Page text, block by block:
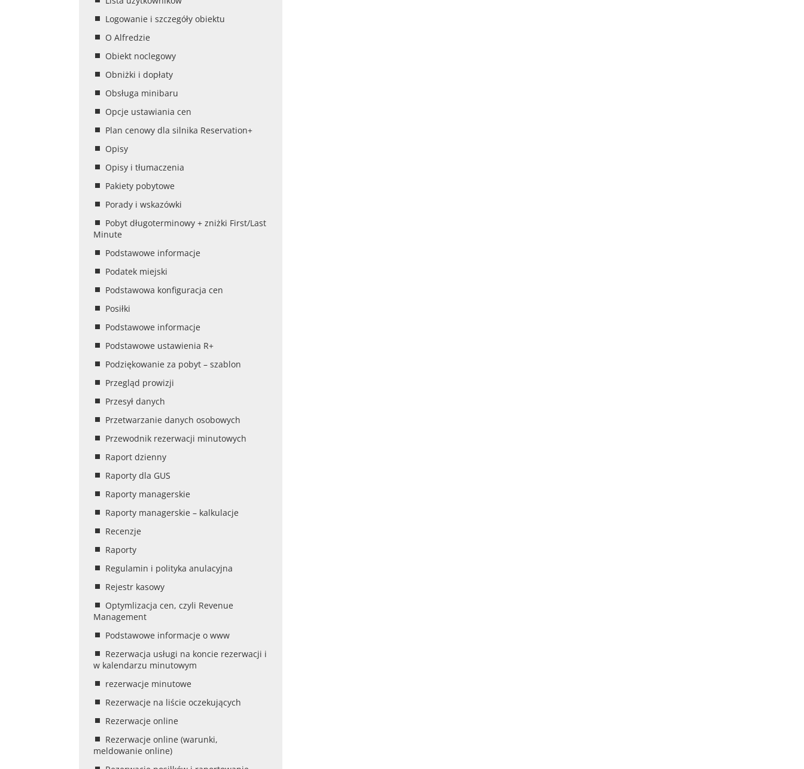
Logowanie i szczegóły obiektu
O Alfredzie
Obiekt noclegowy
Obniżki i dopłaty
Obsługa minibaru
Opcje ustawiania cen
Plan cenowy dla silnika Reservation+
Opisy
Opisy i tłumaczenia
Pakiety pobytowe
Porady i wskazówki
Pobyt długoterminowy + zniżki First/Last
Minute
Podstawowe informacje
Podatek miejski
Podstawowa konfiguracja cen
Posiłki
Podstawowe informacje
Podstawowe ustawienia R+
Podziękowanie za pobyt – szablon
Przegląd prowizji
Przesył danych
Przetwarzanie danych osobowych
Przewodnik rezerwacji minutowych
Raport dzienny
Raporty dla GUS
Raporty managerskie
Raporty managerskie – kalkulacje
Recenzje
Raporty
Regulamin i polityka anulacyjna
Rejestr kasowy
Optymlizacja cen, czyli Revenue
Management
Podstawowe informacje o www
Rezerwacja usługi na koncie rezerwacji i
w kalendarzu minutowym
rezerwacje minutowe
Rezerwacje na liście oczekujących
Rezerwacje online
Rezerwacje online (warunki,
meldowanie online)